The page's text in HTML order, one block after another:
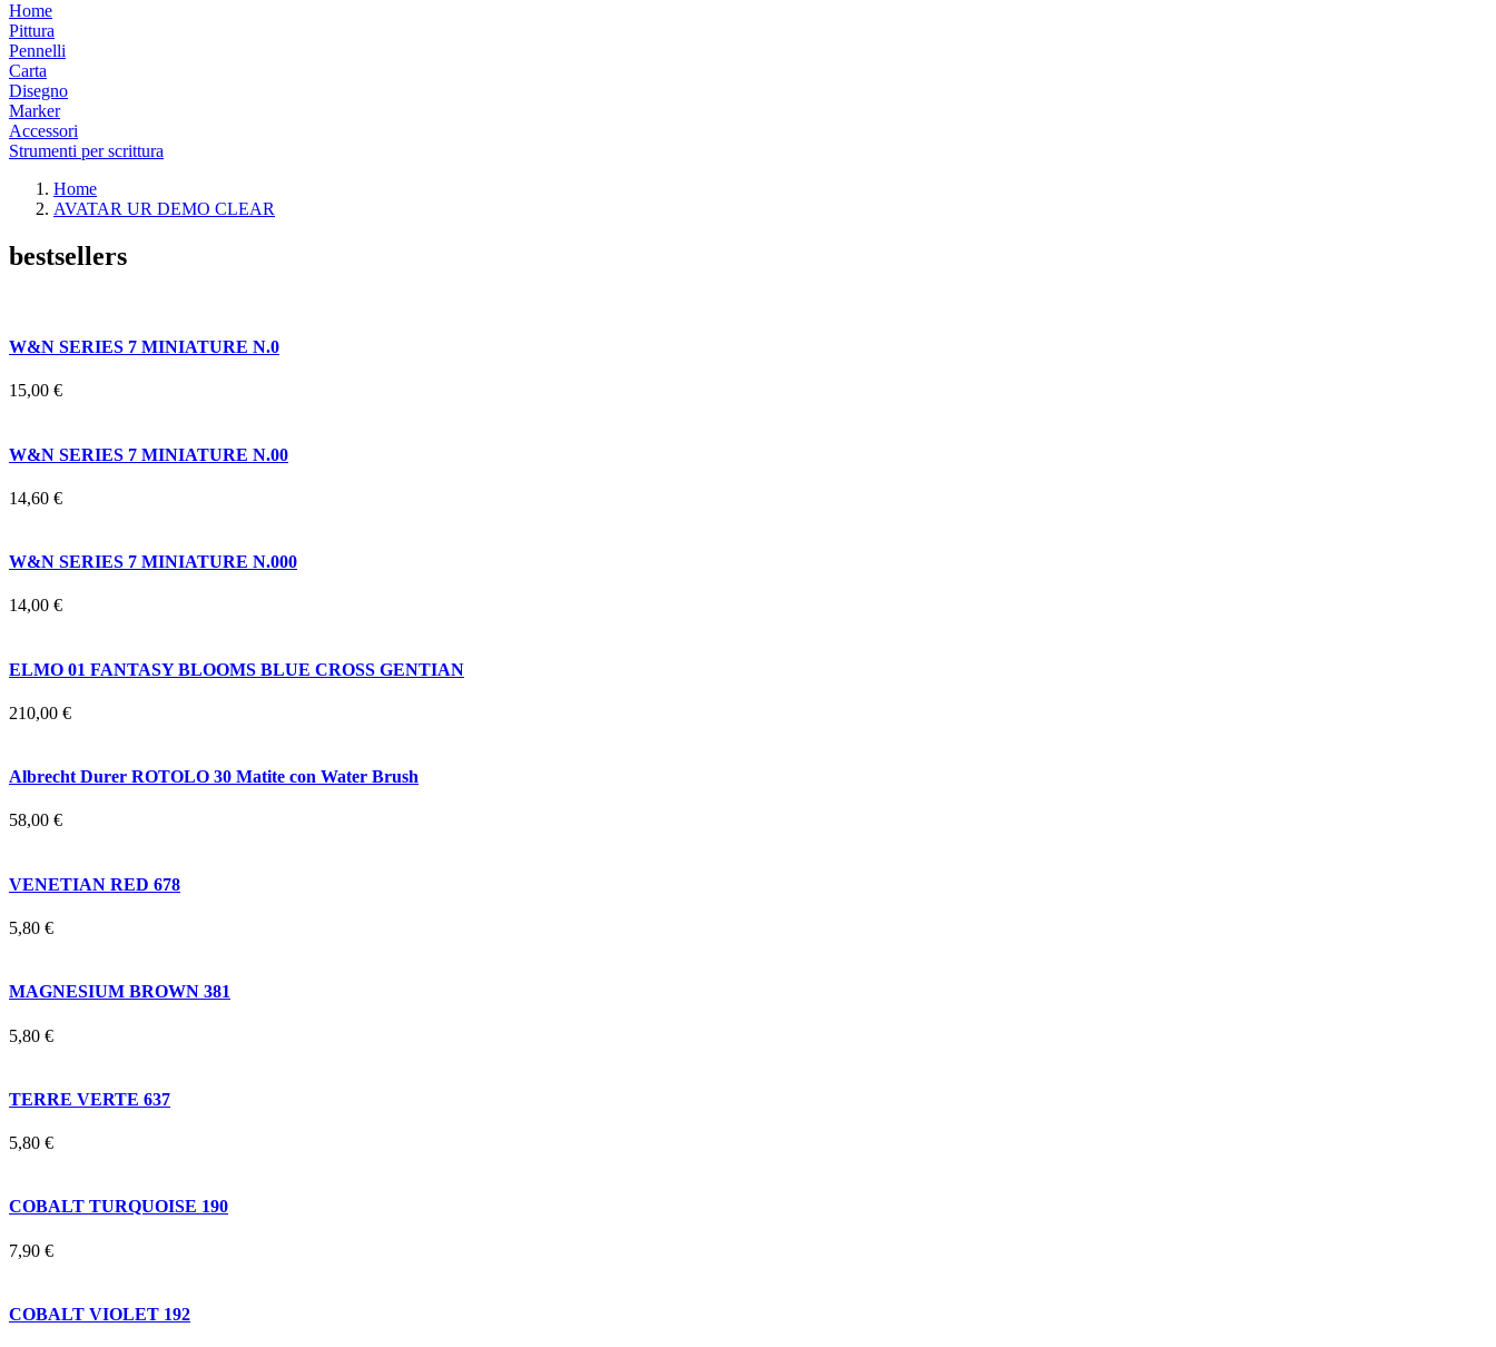
Home
Pittura
Pennelli
Carta
Disegno
Marker
Accessori
Strumenti per scrittura
Home
AVATAR UR DEMO CLEAR
bestsellers
W&N SERIES 7 MINIATURE N.0
15,00 €
W&N SERIES 7 MINIATURE N.00
14,60 €
W&N SERIES 7 MINIATURE N.000
14,00 €
ELMO 01 FANTASY BLOOMS BLUE CROSS GENTIAN
210,00 €
Albrecht Durer ROTOLO 30 Matite con Water Brush
58,00 €
VENETIAN RED 678
5,80 €
MAGNESIUM BROWN 381
5,80 €
TERRE VERTE 637
5,80 €
COBALT TURQUOISE 190
7,90 €
COBALT VIOLET 192